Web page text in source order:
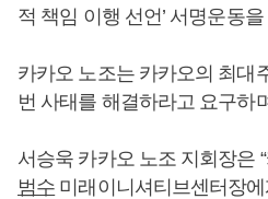
적 책임 이행 선언’ 서명운동
카카오 노조는 카카오의 최대
번 사태를 해결하라고 요구하
서승욱 카카오 노조 지회장은
범수 미래이니셔티브센터장